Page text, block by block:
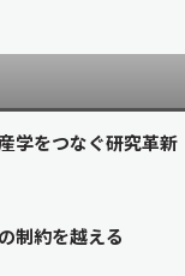
学をつなぐ研究革新
制約を越える